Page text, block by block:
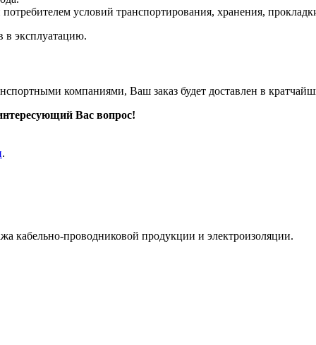
условий транспортирования, хранения,
в эксплуатацию.
компаниями, Ваш заказ будет доставлен в
Вас вопрос!
.
проводниковой продукции и электроизоляции.